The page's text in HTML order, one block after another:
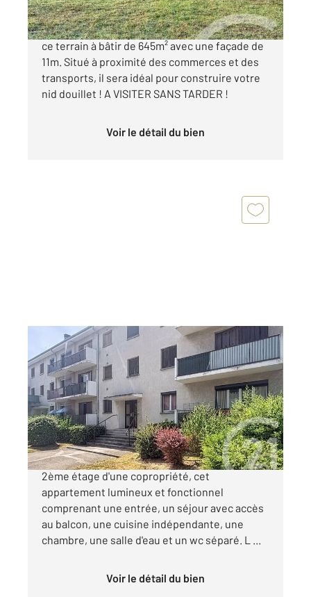
Venez découvrir à MORET LOING ET ORVANNE
ce terrain à bâtir de 645m² avec une façade de
11m. Situé à proximité des commerces et des
transports, il sera idéal pour construire votre
nid douillet ! A VISITER SANS TARDER !
Voir le détail du bien
MORET LOING ET ORVANNE 77
46,17 m2, 2 pièces
Ref : 24364
Appartement F2 à vendre
124 950 €
Venez découvrir à VENEUX LES SABLONS, au
2ème étage d'une copropriété, cet
appartement lumineux et fonctionnel
comprenant une entrée, un séjour avec accès
au balcon, une cuisine indépendante, une
chambre, une salle d'eau et un wc séparé. L ...
Voir le détail du bien